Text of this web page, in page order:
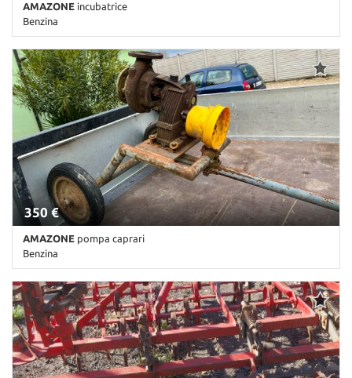
AMAZONE incubatrice
Benzina
Km non disponibile • Cambio Altro • Antracite pastello
350 €
AMAZONE pompa caprari
Benzina
Km non disponibile • Cambio Altro • Antracite pastello